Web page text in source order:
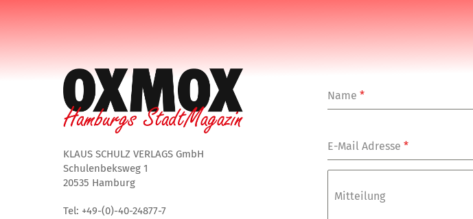
KLAUS SCHULZ VERLAGS GmbH
Schulenbeksweg 1
20535 Hamburg
Tel: +49-(0)-40-24877-7
Name*
E-Mail Adresse*
Mitteilung